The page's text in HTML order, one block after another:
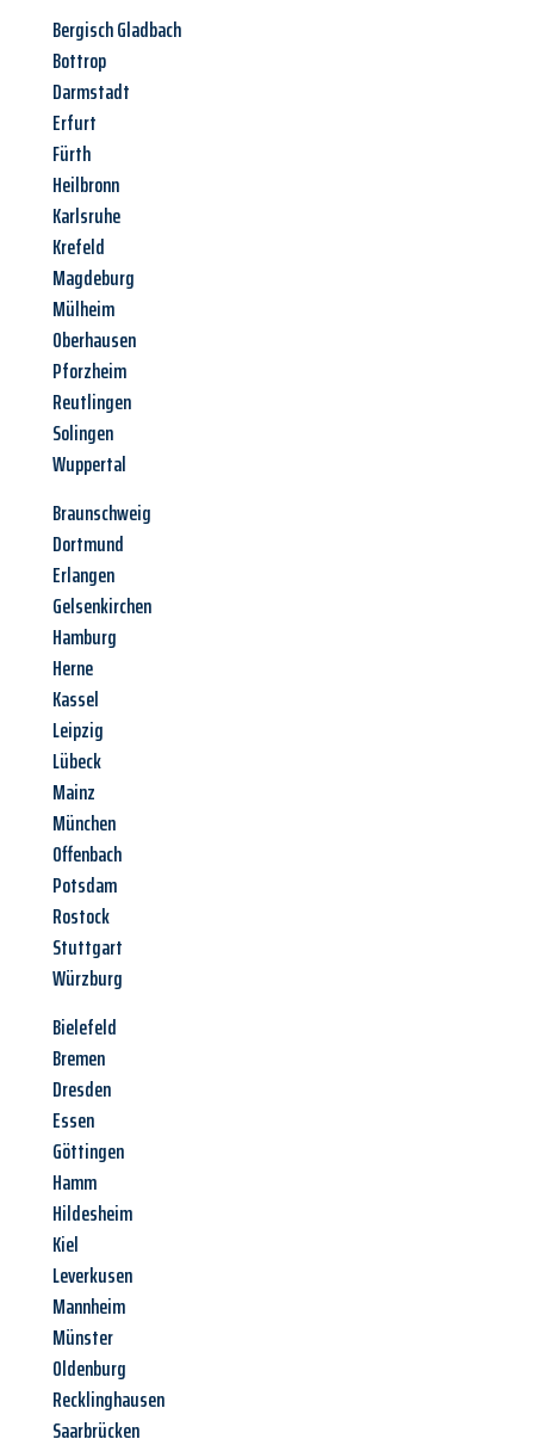
Bergisch Gladbach
Bottrop
Darmstadt
Erfurt
Fürth
Heilbronn
Karlsruhe
Krefeld
Magdeburg
Mülheim
Oberhausen
Pforzheim
Reutlingen
Solingen
Wuppertal
Braunschweig
Dortmund
Erlangen
Gelsenkirchen
Hamburg
Herne
Kassel
Leipzig
Lübeck
Mainz
München
Offenbach
Potsdam
Rostock
Stuttgart
Würzburg
Bielefeld
Bremen
Dresden
Essen
Göttingen
Hamm
Hildesheim
Kiel
Leverkusen
Mannheim
Münster
Oldenburg
Recklinghausen
Saarbrücken